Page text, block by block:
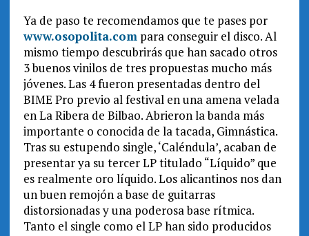
Ya de paso te recomendamos que te pases por
www.osopolita.compara conseguir el disco. Al
mismo tiempo descubrirás que han sacado otros
3 buenos vinilos de tres propuestas mucho más
jóvenes. Las 4 fueron presentadas dentro del
BIME Pro previo al festival en una amena velada
en La Ribera de Bilbao. Abrieron la banda más
importante o conocida de la tacada, Gimnástica.
Tras su estupendo single, ‘Caléndula’, acaban de
presentar ya su tercer LP titulado “Líquido” que
es realmente oro líquido. Los alicantinos nos dan
un buen remojón a base de guitarras
distorsionadas y una poderosa base rítmica.
Tanto el single como el LP han sido producidos